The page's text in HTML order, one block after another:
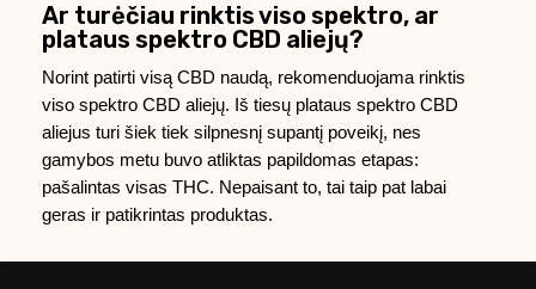
Ar turėčiau rinktis viso spektro, ar
plataus spektro CBD aliejų?
Norint patirti visą CBD naudą, rekomenduojama rinktis
viso spektro CBD aliejų. Iš tiesų plataus spektro CBD
aliejus turi šiek tiek silpnesnį supantį poveikį, nes
gamybos metu buvo atliktas papildomas etapas:
pašalintas visas THC. Nepaisant to, tai taip pat labai
geras ir patikrintas produktas.